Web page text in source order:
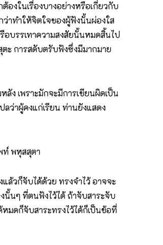
องในเรื่องบางอย่างหรือเกี่ยวกับ
ว่าทำให้จิตใจของผู้ฟังนั้นผ่องใส
อบรรเทาความสงสัยนั้นหมดสิ้นไป
ะ การสดับตรับฟังซึ่งมีมากมาย
เพราะมักจะมีการเขียนผิดเป็น
ว่าผู้คงแก่เรียน ท่านยังแสดง
ท์ พหุสสุตา
วก็จับได้ด้วย ทรงจำไว้ อาจจะ
นั้นๆ ที่ตนฟังไว้ได้ ถ้าจับสาระจับ
มดก็จับสาระทรงไว้ได้ก็เป็นข้อที่